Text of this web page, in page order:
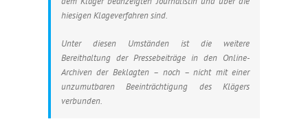
hiesigen Klageverfahren sind.
Unter diesen Umständen ist die weitere
Bereithaltung der Pressebeiträge in den Online-
Archiven der Beklagten – noch – nicht mit einer
unzumutbaren Beeinträchtigung des Klägers
verbunden.